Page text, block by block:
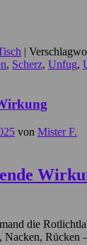
|
, Scherz, Unfug,
von Mister F.
die
Nacken, Rücken